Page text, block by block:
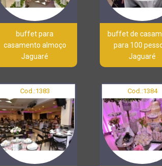
buffet para
casamento almoço
Jaguaré
buffet de
para 100
Jaguaré
Cod.:1383 Cod.:1384